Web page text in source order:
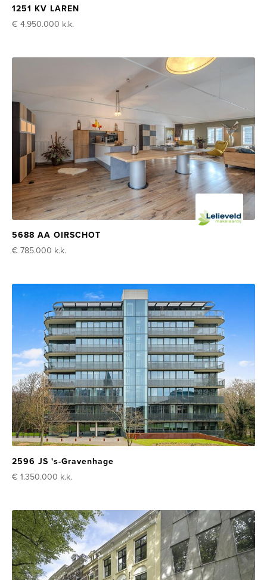
1251 KV LAREN
€ 4.950.000 k.k.
5688 AA OIRSCHOT
€ 785.000 k.k.
2596 JS 's-Gravenhage
€ 1.350.000 k.k.